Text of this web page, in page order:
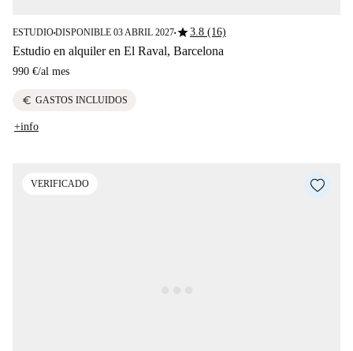
ESTUDIO■DISPONIBLE 03 ABRIL 2027■star3.8 (16)
Estudio en alquiler en El Raval, Barcelona
990 €/al mes
euro GASTOS INCLUIDOS
+info
VERIFICADO